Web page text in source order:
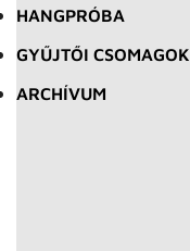
HANGPRÓBA
GYŰJTŐI CSOMAGOK
ARCHÍVUM